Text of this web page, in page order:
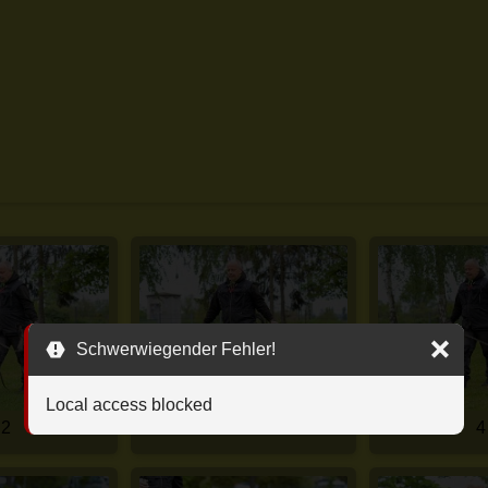
2 4
Schwerwiegender Fehler!
Local access blocked